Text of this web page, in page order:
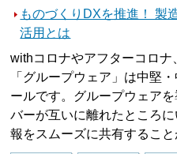
ものづくりDXを推進！ 製
活用とは
withコロナやアフターコロナ
「グループウェア」は中堅
ールです。グループウェア
バーが互いに離れたところ
報をスムーズに共有すること